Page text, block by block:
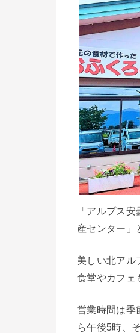
「アルプス
産センター」
美しい北アル
食堂やカフェ
営業時間は季
ら午後5時、